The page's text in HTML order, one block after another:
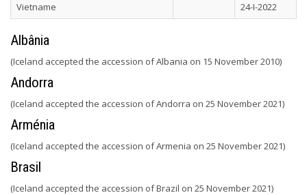
Vietname 24-I-2022
Albânia
(Iceland accepted the accession of Albania on 15 November 2010)
Andorra
(Iceland accepted the accession of Andorra on 25 November 2021)
Arménia
(Iceland accepted the accession of Armenia on 25 November 2021)
Brasil
(Iceland accepted the accession of Brazil on 25 November 2021)